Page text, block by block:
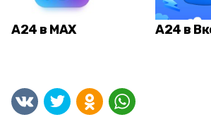
А24 в MAX А24 в